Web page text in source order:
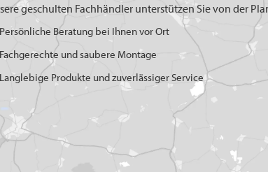
geschulten Fachhändler unterstützen Sie von der
Persönliche Beratung bei Ihnen vor Ort
Fachgerechte und saubere Montage
Langlebige Produkte und zuverlässiger Service